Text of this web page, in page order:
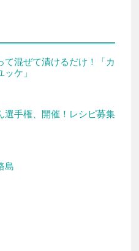
て混ぜて漬けるだけ！「カ
ケ」
選手権、開催！レシピ募集
島